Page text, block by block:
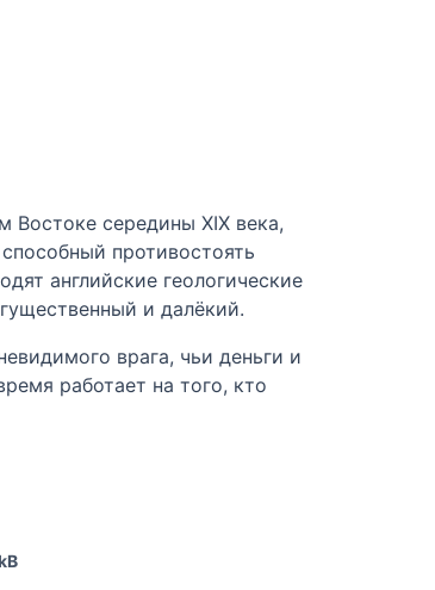
середины XIX века,
противостоять
английские геологические
и далёкий.
врага, чьи деньги и
работает на того, кто